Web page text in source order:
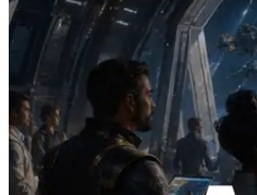
2026.07.04
ERPC lanza Solana
x402 — La era en la
pagan bajo demanda
necesitan